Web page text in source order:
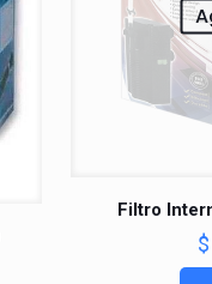
Filtro
$